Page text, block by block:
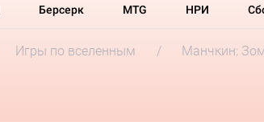
Берсерк MTG НРИ
Игры по вселенным Манчкин: